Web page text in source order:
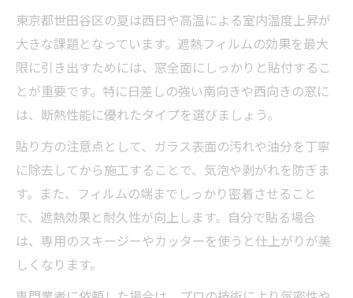
東京都世田谷区の夏は西日や高温による室内温度上昇が
大きな課題となっています。遮熱フィルムの効果を最大
限に引き出すためには、窓全面にしっかりと貼付するこ
とが重要です。特に日差しの強い南向きや西向きの窓に
は、断熱性能に優れたタイプを選びましょう。
貼り方の注意点として、ガラス表面の汚れや油分を丁寧
に除去してから施工することで、気泡や剥がれを防ぎま
す。また、フィルムの端までしっかり密着させること
で、遮熱効果と耐久性が向上します。自分で貼る場合
は、専用のスキージーやカッターを使うと仕上がりが美
しくなります。